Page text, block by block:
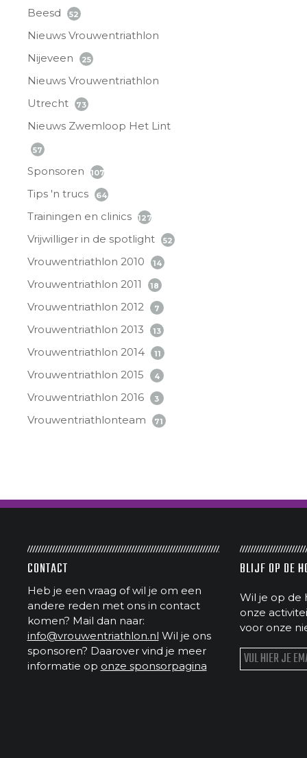
Beesd
52
Nieuws Vrouwentriathlon
Nijeveen
25
Nieuws Vrouwentriathlon
Utrecht
73
Nieuws Zwemloop Het Lint
57
Sponsoren 107
Tips 'n trucs 64
Trainingen en clinics 127
Vrijwilliger in de spotlight 52
Vrouwentriathlon 2010 14
Vrouwentriathlon 2011 18
Vrouwentriathlon 2012 7
Vrouwentriathlon 2013 13
Vrouwentriathlon 2014 11
Vrouwentriathlon 2015 4
Vrouwentriathlon 2016 3
Vrouwentriathlonteam 71
CONTACT
Heb je een vraag of wil je om een
andere reden met ons in contact
komen? Mail dan naar:
info@vrouwentriathlon.nl Wil je ons
sponsoren? Daarover vind je meer
informatie op onze sponsorpagina
BLIJF OP DE
Wil je op de
onze
voor onze